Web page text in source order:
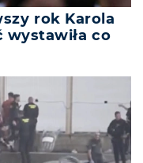
rok Karola
wystawiła co